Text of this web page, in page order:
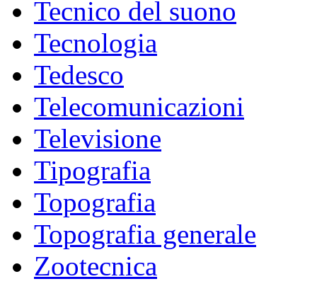
Tecnico del suono
Tecnologia
Tedesco
Telecomunicazioni
Televisione
Tipografia
Topografia
Topografia generale
Zootecnica